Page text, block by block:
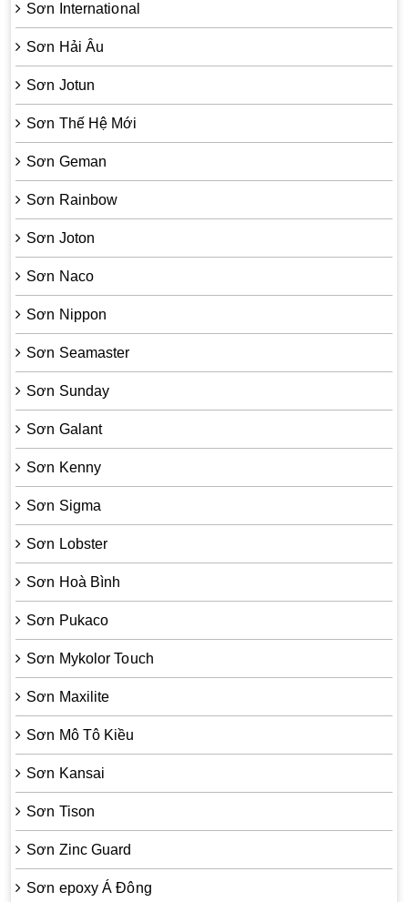
Sơn International
Sơn Hải Âu
Sơn Jotun
Sơn Thế Hệ Mới
Sơn Geman
Sơn Rainbow
Sơn Joton
Sơn Naco
Sơn Nippon
Sơn Seamaster
Sơn Sunday
Sơn Galant
Sơn Kenny
Sơn Sigma
Sơn Lobster
Sơn Hoà Bình
Sơn Pukaco
Sơn Mykolor Touch
Sơn Maxilite
Sơn Mô Tô Kiều
Sơn Kansai
Sơn Tison
Sơn Zinc Guard
Sơn epoxy Á Đông